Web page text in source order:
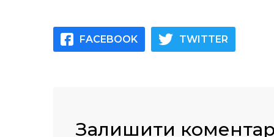
FACEBOOK TWITTER
Залишити